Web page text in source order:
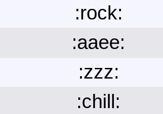
:rock:
:aaee:
:zzz:
:chill: